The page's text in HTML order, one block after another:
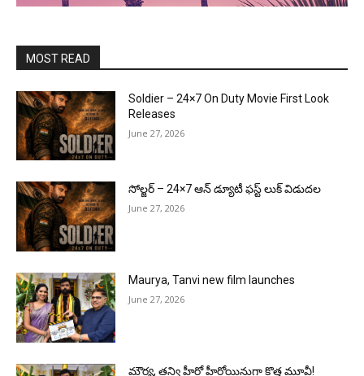
MOST READ
Soldier – 24×7 On Duty Movie First Look
Releases
June 27, 2026
సోల్జర్ – 24×7 ఆన్ డ్యూటీ ఫస్ట్ లుక్ విడుదల
June 27, 2026
Maurya, Tanvi new film launches
June 27, 2026
మౌర్య‌, త‌న్వి హీరో హీరోయిన్లుగా కొత్త మూవీ!